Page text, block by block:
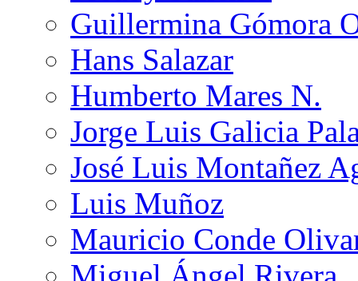
Guillermina Gómora
Hans Salazar
Humberto Mares N.
Jorge Luis Galicia
José Luis Montañez
Luis Muñoz
Mauricio Conde